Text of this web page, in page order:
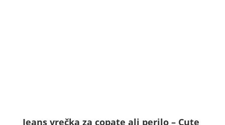
Jeans vrečka za copate ali perilo – Cute